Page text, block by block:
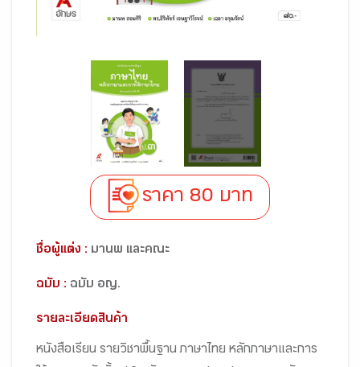
ราคา 80 บาท
ชื่อผู้แต่ง : มานพ และคณะ
ฉบับ : ฉบับ อญ.
รายละเอียดสินค้า
หนังสือเรียน รายวิชาพื้นฐาน ภาษาไทย หลักภาษาและการ